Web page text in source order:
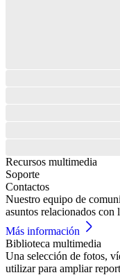
Recursos multimedia
Soporte
Contactos
Nuestro equipo de
asuntos relacionados con
Más información
Biblioteca multimedia
Una selección de fotos,
utilizar para ampliar